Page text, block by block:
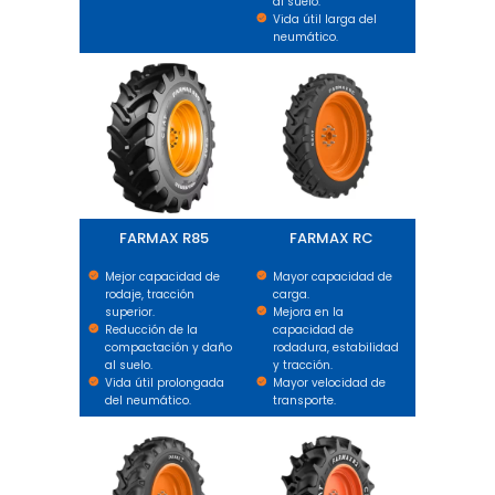
Vida útil larga del
neumático.
FARMAX R85
Mejor capacidad de
rodaje, tracción
superior.
Reducción de la
compactación y daño
al suelo.
Vida útil prolongada
del neumático.
FARMAX RC
Mayor capacidad de
carga.
Mejora en la
capacidad de
rodadura, estabilidad
y tracción.
Mayor velocidad de
transporte.